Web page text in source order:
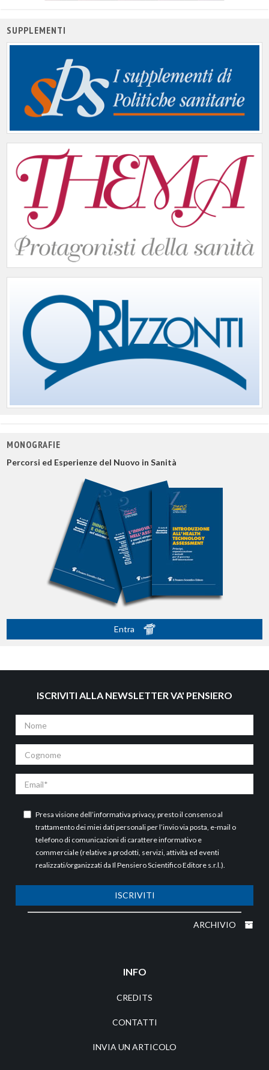
SUPPLEMENTI
MONOGRAFIE
Percorsi ed Esperienze del Nuovo in Sanità
Entra
ISCRIVITI ALLA NEWSLETTER VA' PENSIERO
Presa visione dell’informativa privacy, presto il consenso al
trattamento dei miei dati personali per l’invio via posta, e-mail o
telefono di comunicazioni di carattere informativo e
commerciale (relative a prodotti, servizi, attività ed eventi
realizzati/organizzati da Il Pensiero Scientifico Editore s.r.l.).
ISCRIVITI
ARCHIVIO
INFO
CREDITS
CONTATTI
INVIA UN ARTICOLO